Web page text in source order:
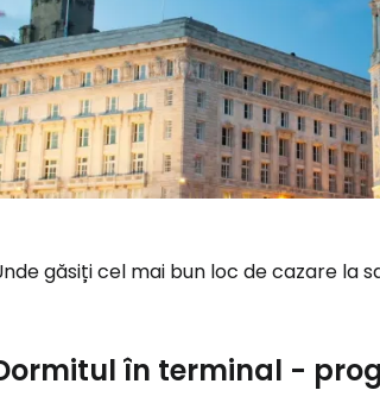
găsiți cel mai bun loc de cazare la
în terminal -